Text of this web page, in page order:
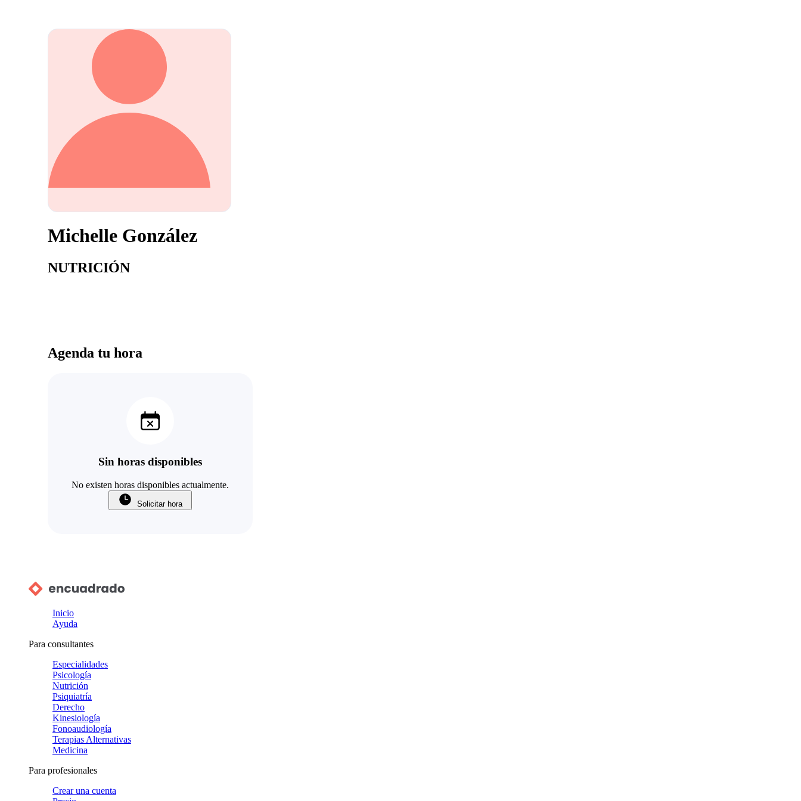
Michelle González
NUTRICIÓN
Agenda tu hora
Sin horas disponibles
No existen horas disponibles actualmente.
Solicitar hora
Inicio
Ayuda
Para consultantes
Especialidades
Psicología
Nutrición
Psiquiatría
Derecho
Kinesiología
Fonoaudiología
Terapias Alternativas
Medicina
Para profesionales
Crear una cuenta